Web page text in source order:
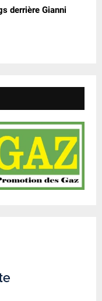
derrière Gianni